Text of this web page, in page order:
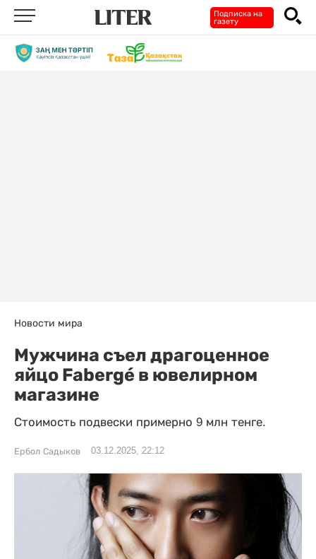
Подписка на
газету
Новости мира
Мужчина съел драгоценное
яйцо Fabergé в ювелирном
магазине
Стоимость подвески примерно 9 млн тенге.
Ербол Садыков 03.12.2025, 22:12